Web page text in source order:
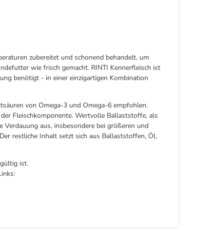
zubereitet und schonend behandelt, um
wie frisch gemacht. RINTI Kennerfleisch ist
benötigt - in einer einzigartigen Kombination
von Omega-3 und Omega-6 empfohlen.
Fleischkomponente. Wertvolle Ballaststoffe, als
Verdauung aus, insbesondere bei größeren und
restliche Inhalt setzt sich aus Ballaststoffen, Öl,
ist.